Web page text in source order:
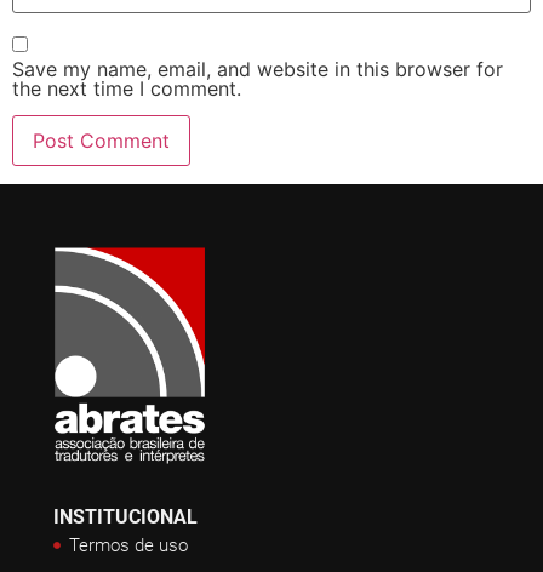
Save my name, email, and website in this browser for
the next time I comment.
INSTITUCIONAL
Termos de uso